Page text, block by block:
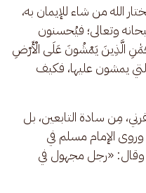
الله من شاء للإيمان به،
وتعالى؛ فيُحسنون
الَّذِينَ يَمْشُونَ عَلَى الْأَرْضِ
يمشون عليها، فكيف
مِن سادة التابعين، بل
الإمام مسلم في
«رجل مجهول في